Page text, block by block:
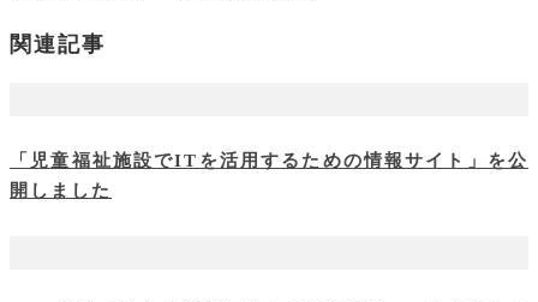
関連記事
「児童福祉施設でITを活用するための情報サイト」を公
開しました